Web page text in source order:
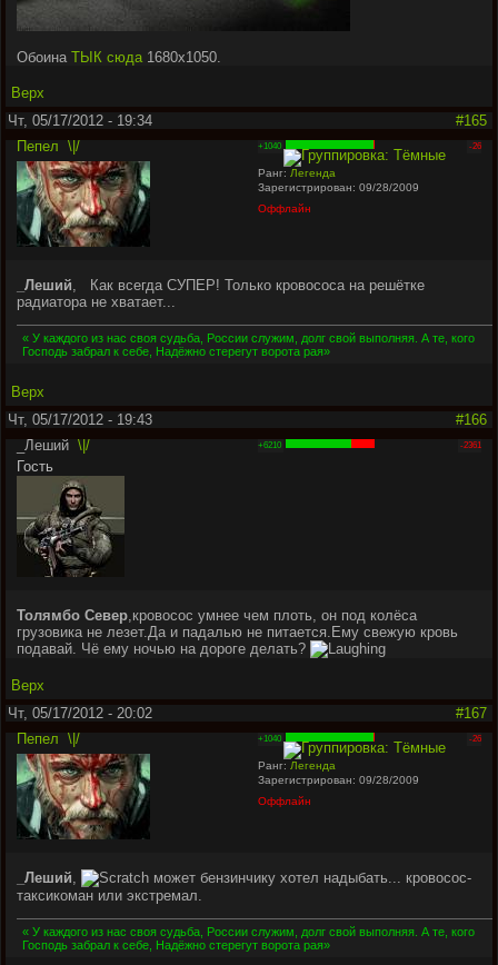
Обоина ТЫК сюда 1680х1050.
Верх
Чт, 05/17/2012 - 19:34
#165
Пепел \|/ +1040 -26
Ранг:Легенда
Зарегистрирован: 09/28/2009
Оффлайн
_Леший,
Как всегда СУПЕР! Только кровососа на решётке
радиатора не хватает...
« У каждого из нас своя судьба, России служим, долг свой выполняя. А те, кого
Господь забрал к себе, Надёжно стерегут ворота рая»
Верх
Чт, 05/17/2012 - 19:43
#166
_Леший \|/
Гость
+6210 -2361
Толямбо Север ,кровосос умнее чем плоть, он под колёса
грузовика не лезет.Да и падалью не питается.Ему свежую кровь
подавай. Чё ему ночью на дороге делать?
Верх
Чт, 05/17/2012 - 20:02
#167
Пепел \|/ +1040 -26
Ранг:Легенда
Зарегистрирован: 09/28/2009
Оффлайн
_Леший,
может бензинчику хотел надыбать... кровосос-
таксикоман или экстремал.
« У каждого из нас своя судьба, России служим, долг свой выполняя. А те, кого
Господь забрал к себе, Надёжно стерегут ворота рая»